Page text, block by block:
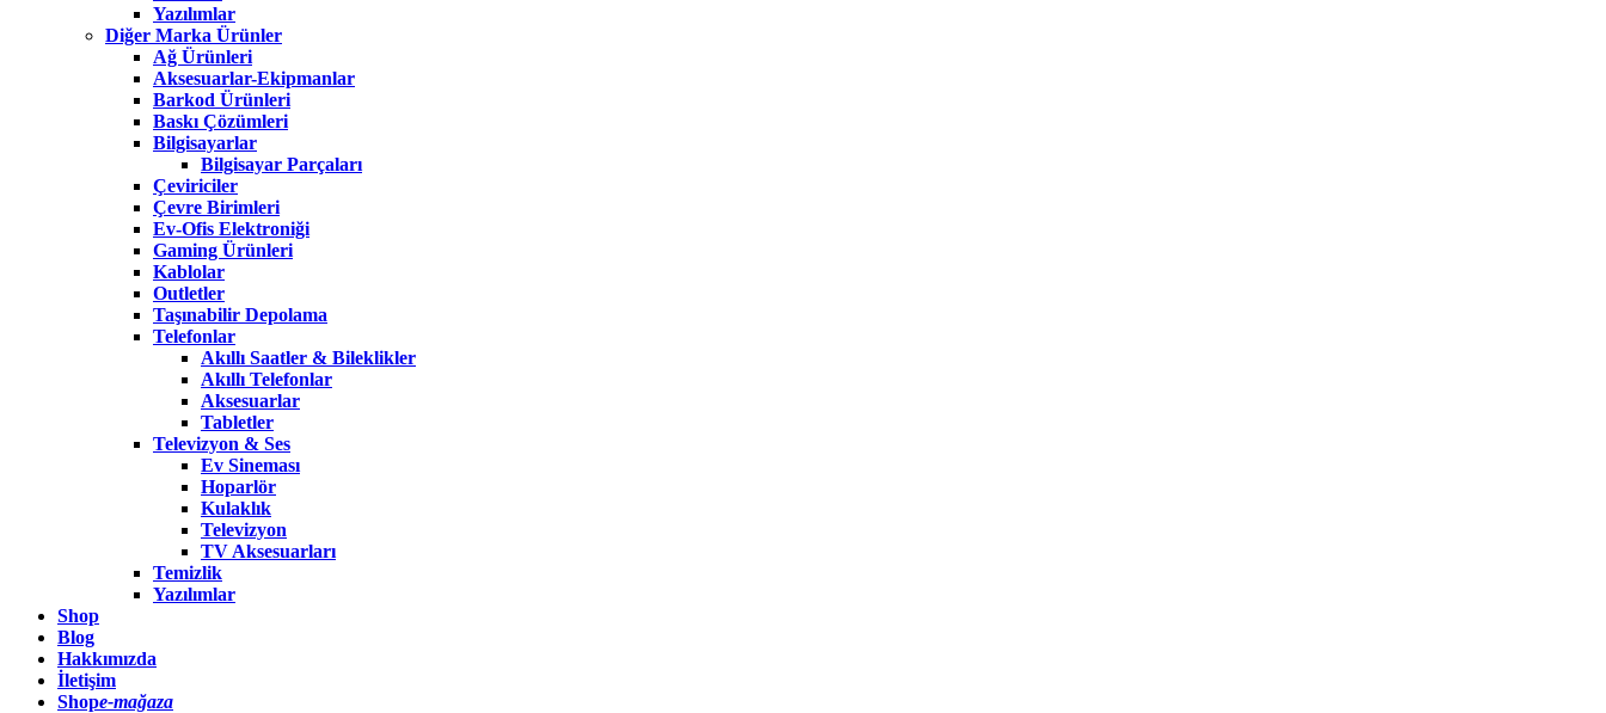
Yazılımlar
Diğer Marka Ürünler
Ağ Ürünleri
Aksesuarlar-Ekipmanlar
Barkod Ürünleri
Baskı Çözümleri
Bilgisayarlar
Bilgisayar Parçaları
Çeviriciler
Çevre Birimleri
Ev-Ofis Elektroniği
Gaming Ürünleri
Kablolar
Outletler
Taşınabilir Depolama
Telefonlar
Akıllı Saatler & Bileklikler
Akıllı Telefonlar
Aksesuarlar
Tabletler
Televizyon & Ses
Ev Sineması
Hoparlör
Kulaklık
Televizyon
TV Aksesuarları
Temizlik
Yazılımlar
Shop
Blog
Hakkımızda
İletişim
Shope-mağaza